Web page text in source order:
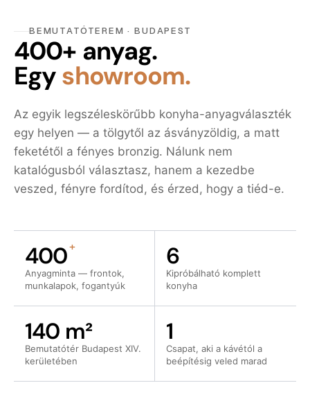
BEMUTATÓTEREM · BUDAPEST
400+ anyag.
Egyshowroom.
Az egyik legszéleskörűbb konyha-anyagválaszték
egy helyen — a tölgytől az ásványzöldig, a matt
feketétől a fényes bronzig. Nálunk nem
katalógusból választasz, hanem a kezedbe
veszed, fényre fordítod, és érzed, hogy a tiéd-e.
400+
Anyagminta — frontok,
munkalapok, fogantyúk
6
Kipróbálható komplett
konyha
140 m²
Bemutatótér Budapest XIV.
kerületében
1
Csapat, aki a kávétól a
beépítésig veled marad